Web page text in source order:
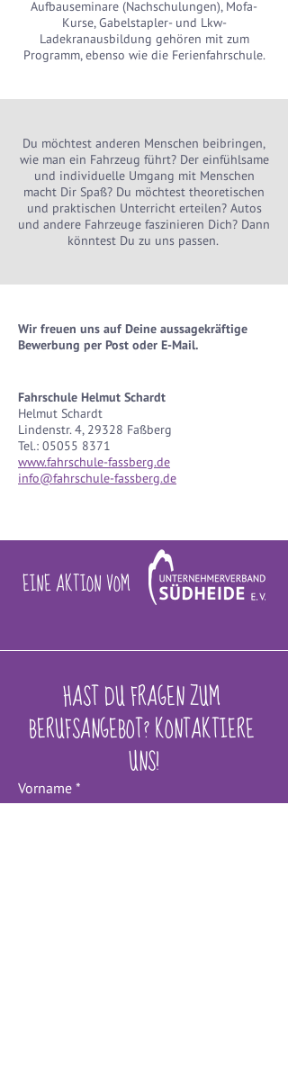
Aufbauseminare (Nachschulungen), Mofa-
Kurse, Gabelstapler- und Lkw-
Ladekranausbildung gehören mit zum
Programm, ebenso wie die Ferienfahrschule.
Du möchtest anderen Menschen beibringen,
wie man ein Fahrzeug führt? Der einfühlsame
und individuelle Umgang mit Menschen
macht Dir Spaß? Du möchtest theoretischen
und praktischen Unterricht erteilen? Autos
und andere Fahrzeuge faszinieren Dich? Dann
könntest Du zu uns passen.
Wir freuen uns auf Deine aussagekräftige
Bewerbung per Post oder E-Mail.
Fahrschule Helmut Schardt
Helmut Schardt
Lindenstr. 4, 29328 Faßberg
Tel.: 05055 8371
www.fahrschule-fassberg.de
info@fahrschule-fassberg.de
EINE AKTION VOM
HAST DU FRAGEN ZUM
BERUFSANGEBOT? KONTAKTIERE
UNS!
Vorname *